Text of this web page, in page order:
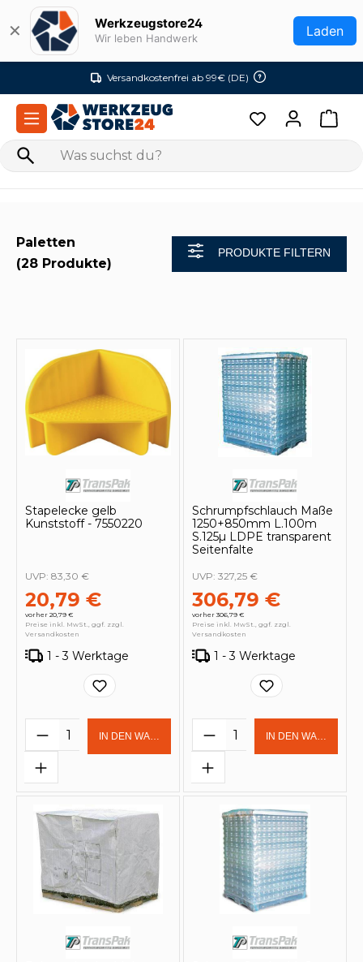
Zum Hauptinhalt springen
✕ Werkzeugstore24
Wir leben Handwerk Laden
Versandkostenfrei ab 99€ (DE)
Paletten
(28 Produkte)
PRODUKTE FILTERN
Stapelecke gelb
Kunststoff - 7550220
20,79 €
vorher 20,79 €
UVP: 83,30 €
Preise inkl. MwSt., ggf. zzgl.
Versandkosten
1 - 3 Werktage
Produkt Anzahl: Gib den
IN DEN WARENKORB
Schrumpfschlauch Maße
1250+850mm L.100m
S.125µ LDPE transparent
Seitenfalte
306,79 €
vorher 306,79 €
UVP: 327,25 €
Preise inkl. MwSt., ggf. zzgl.
Versandkosten
1 - 3 Werktage
Produkt Anzahl:
IN DEN